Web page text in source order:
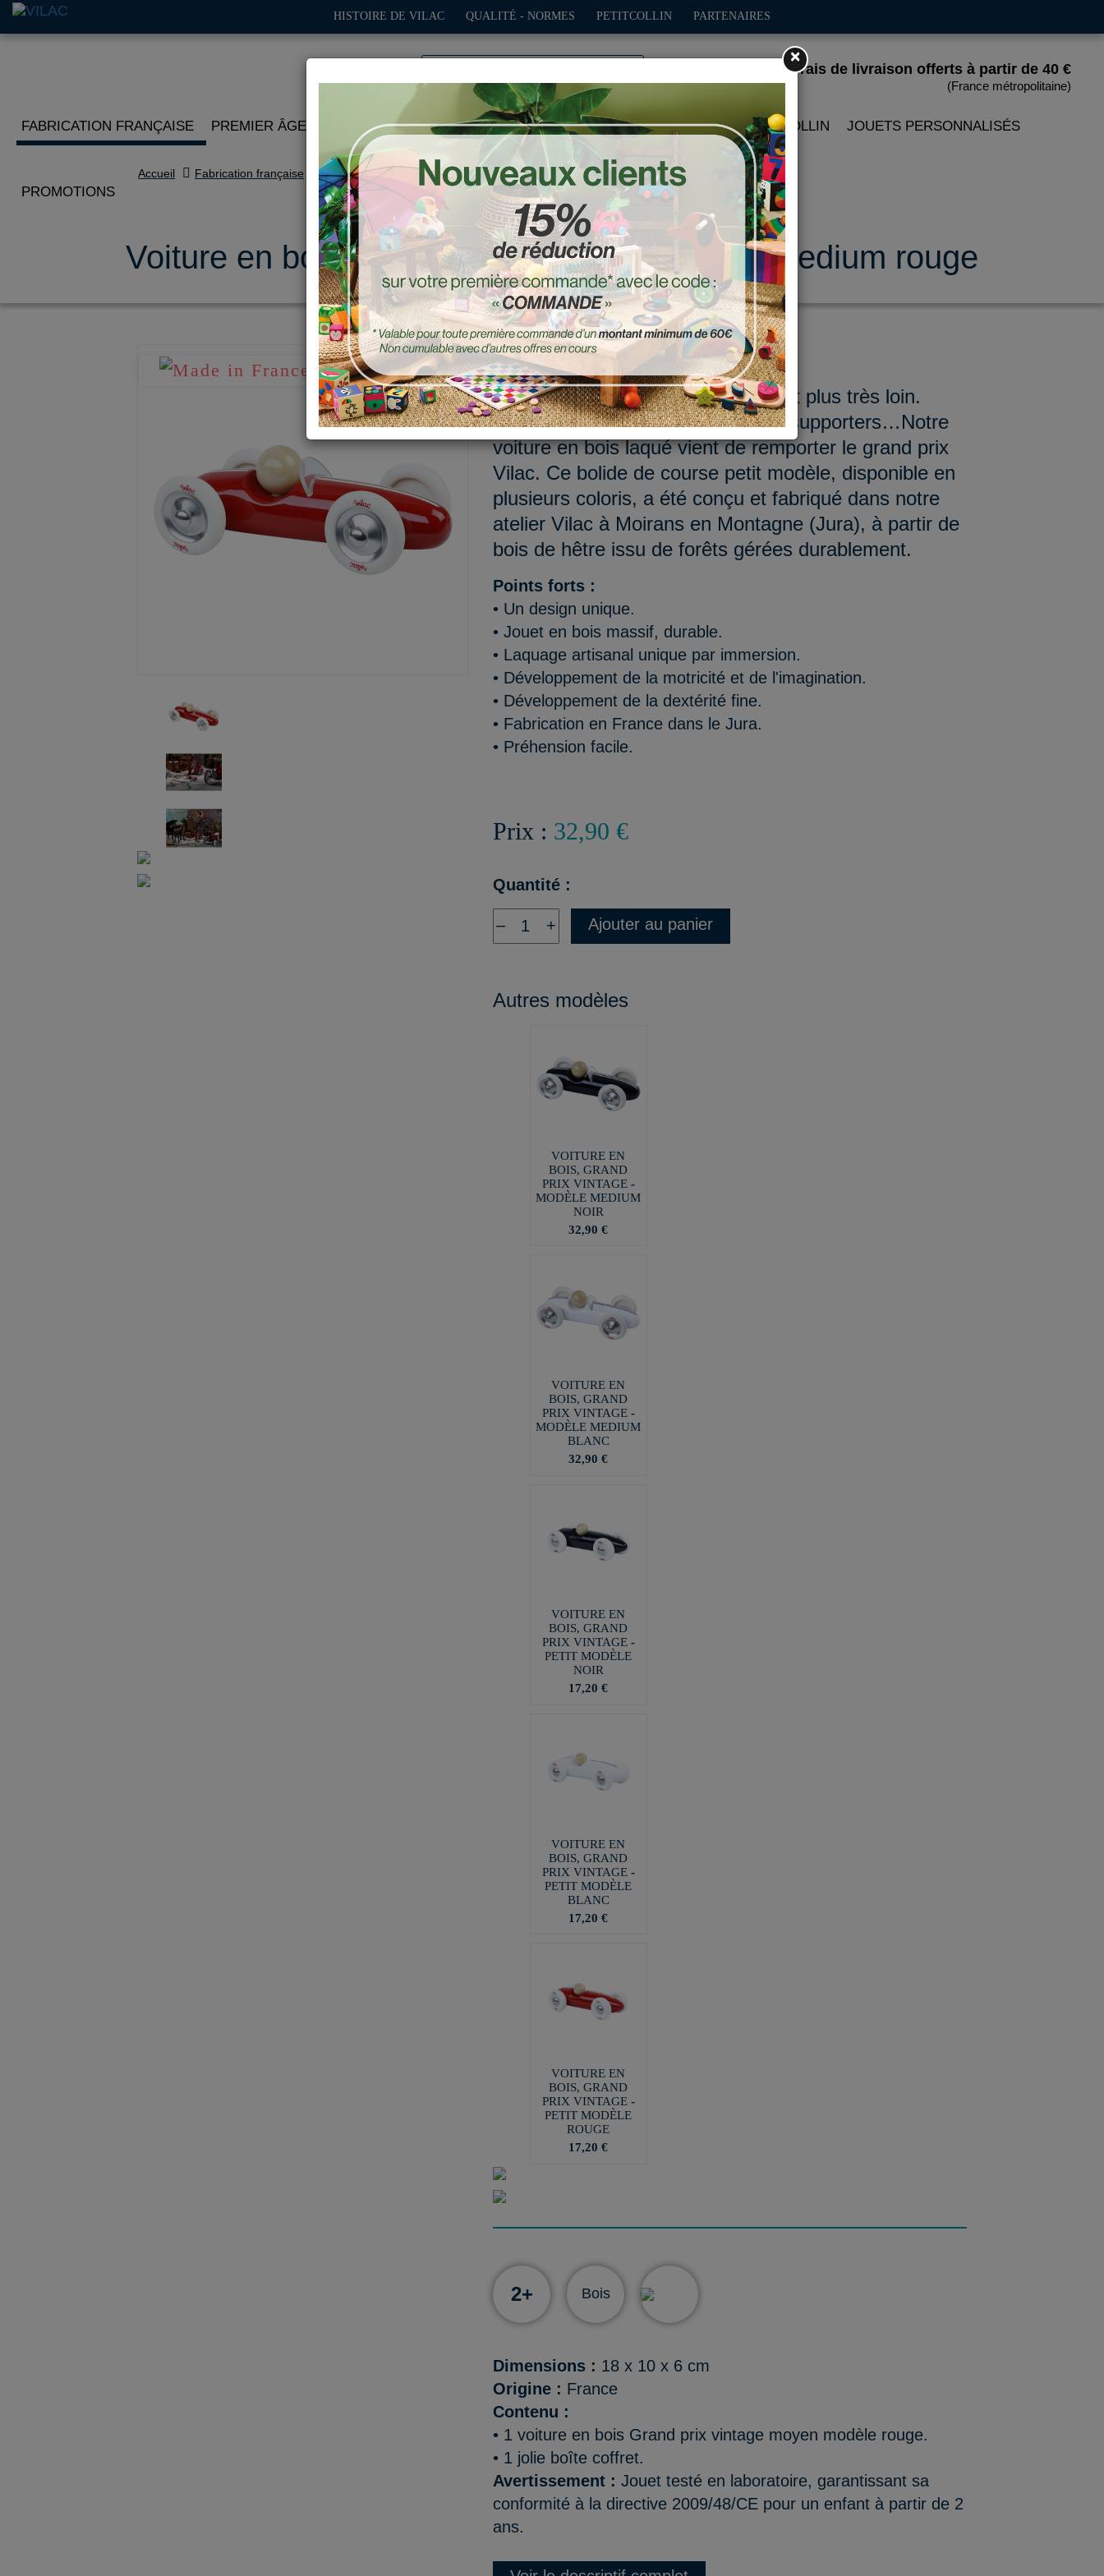
Frais de livraison offerts à partir de 40 €
(France métropolitaine)
HISTOIRE DE VILAC QUALITÉ - NORMES PETITCOLLIN PARTENAIRES
FABRICATION FRANÇAISE PREMIER ÂGE IMITATION PLEIN AIR JEUX DÉCO-CADEAUX POUPÉES PETITCOLLIN JOUETS PERSONNALISÉS
PROMOTIONS
Accueil Fabrication française
Voiture en bois, Grand prix vintage - Modèle medium rouge
Réf. : 2341R
Foncez ! Le drapeau à damier n’est plus très loin.
L’odeur de la gomme, les cris des supporters…Notre
voiture en bois laqué vient de remporter le grand prix
Vilac. Ce bolide de course petit modèle, disponible en
plusieurs coloris, a été conçu et fabriqué dans notre
atelier Vilac à Moirans en Montagne (Jura), à partir de
bois de hêtre issu de forêts gérées durablement.
Points forts :
• Un design unique.
• Jouet en bois massif, durable.
• Laquage artisanal unique par immersion.
• Développement de la motricité et de l'imagination.
• Développement de la dextérité fine.
• Fabrication en France dans le Jura.
• Préhension facile.
Prix : 32,90 €
Quantité :
– + Ajouter au panier
Autres modèles
VOITURE EN
BOIS, GRAND
PRIX VINTAGE -
MODÈLE MEDIUM
NOIR
32,90 €
VOITURE EN
BOIS, GRAND
PRIX VINTAGE -
MODÈLE MEDIUM
BLANC
32,90 €
VOITURE EN
BOIS, GRAND
PRIX VINTAGE -
PETIT MODÈLE
NOIR
17,20 €
VOITURE EN
BOIS, GRAND
PRIX VINTAGE -
PETIT MODÈLE
BLANC
17,20 €
VOITURE EN
BOIS, GRAND
PRIX VINTAGE -
PETIT MODÈLE
ROUGE
17,20 €
2+ Bois
Dimensions : 18 x 10 x 6 cm
Origine : France
Contenu :
• 1 voiture en bois Grand prix vintage moyen modèle rouge.
• 1 jolie boîte coffret.
Avertissement :Jouet testé en laboratoire, garantissant sa
conformité à la directive 2009/48/CE pour un enfant à partir de 2
ans.
×